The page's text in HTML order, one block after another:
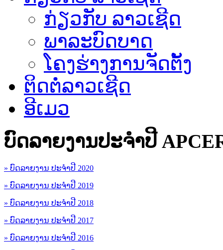
ກ່ຽວກັບ ລາວເຊີດ
ພາລະບົດບາດ
ໂຄງຮ່າງການຈັດຕັ້ງ
ຕິດຕໍ່ລາວເຊີດ
ອີເມວ
ບົດລາຍງານປະຈຳປີ
» ບົດລາຍງານ ປະຈຳປີ 2020
» ບົດລາຍງານ ປະຈຳປີ 2019
» ບົດລາຍງານ ປະຈຳປີ 2018
» ບົດລາຍງານ ປະຈຳປີ 2017
» ບົດລາຍງານ ປະຈຳປີ 2016